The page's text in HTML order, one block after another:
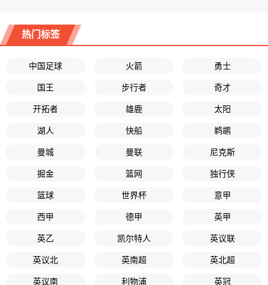
热门标签
中国足球 火箭 勇士
国王 步行者 奇才
开拓者 雄鹿 太阳
湖人 快船 鹈鹕
曼城 曼联 尼克斯
掘金 篮网 独行侠
篮球 世界杯 意甲
西甲 德甲 英甲
英乙 凯尔特人 英议联
英议北 英南超 英北超
英议南 利物浦 英冠